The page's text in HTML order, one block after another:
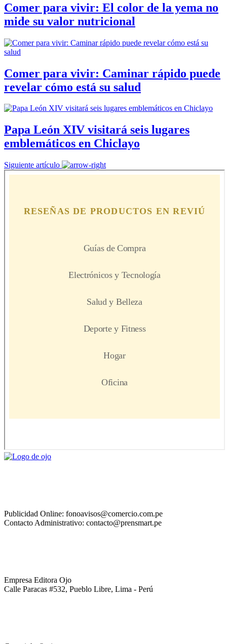
Comer para vivir: El color de la yema no
mide su valor nutricional
Comer para vivir: Caminar rápido puede
revelar cómo está su salud
Papa León XIV visitará seis lugares
emblemáticos en Chiclayo
Siguiente artículo
Publicidad Online: fonoavisos@comercio.com.pe
Contacto Administrativo: contacto@prensmart.pe
Empresa Editora Ojo
Calle Paracas #532, Pueblo Libre, Lima - Perú